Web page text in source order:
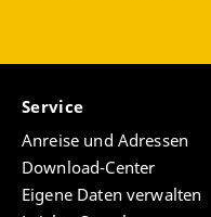
Service
Anreise und Adressen
Download-Center
Eigene Daten verwalten